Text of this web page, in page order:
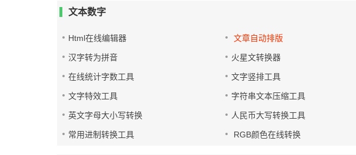
文本数字
Html在线编辑器 文章自动排版
汉字转为拼音 火星文转换器
在线统计字数工具 文字竖排工具
文字特效工具 字符串文本压缩工具
英文字母大小写转换 人民币大写转换工具
常用进制转换工具 RGB颜色在线转换